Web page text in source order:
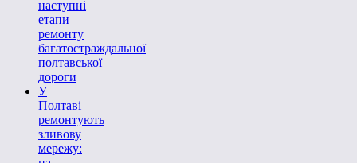
наступні
етапи
ремонту
багатостраждальної
полтавської
дороги
У
Полтаві
ремонтують
зливову
мережу: